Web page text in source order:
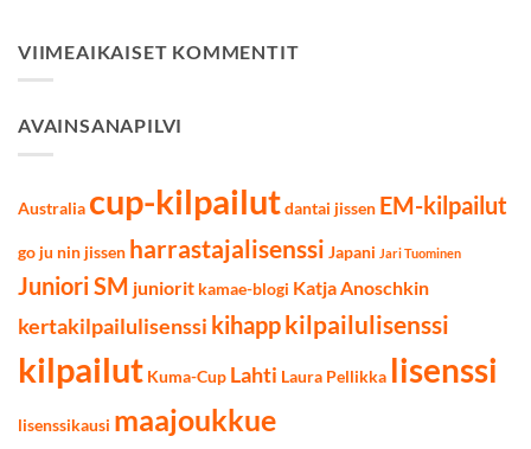
tulokset
VIIMEAIKAISET KOMMENTIT
AVAINSANAPILVI
Australia cup-kilpailutdantai jissen EM-kilpailut
go ju nin jissen harrastajalisenssi Japani Jari Tuominen
Juniori SM juniorit kamae-blogi Katja Anoschkin
kertakilpailulisenssi kihappkilpailulisenssi
kilpailut Kuma-Cup Lahti Laura Pellikka lisenssi
lisenssikausi maajoukkue